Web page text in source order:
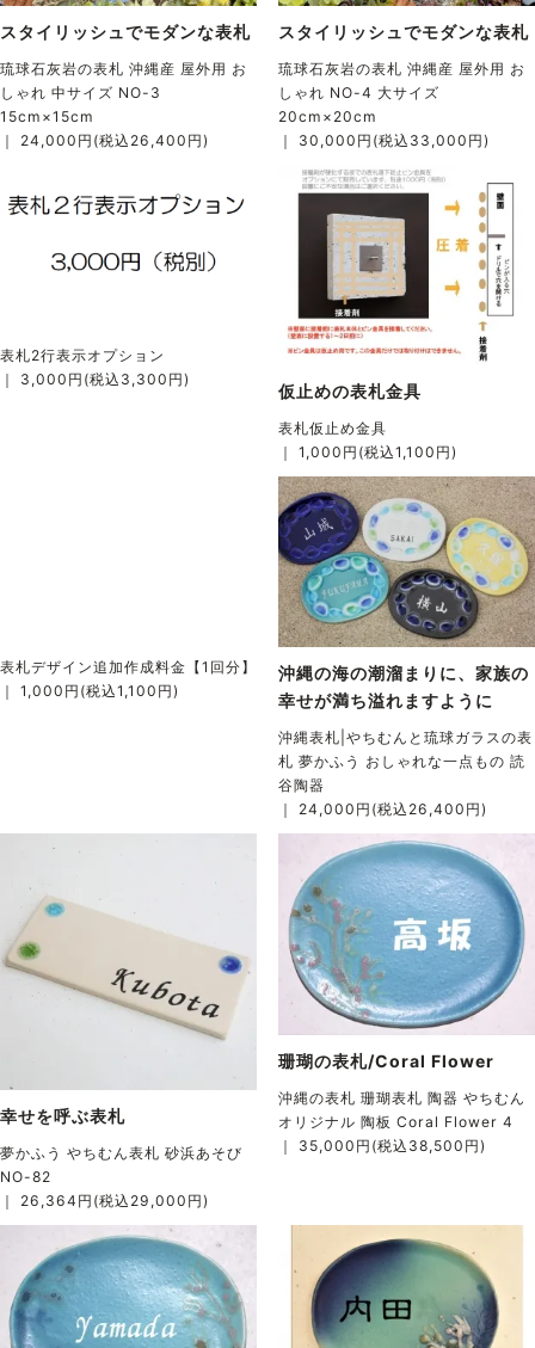
スタイリッシュでモダンな表札
琉球石灰岩の表札 沖縄産 屋外用 お
しゃれ 中サイズ NO-3
15cm×15cm
｜ 24,000円(税込26,400円)
スタイリッシュでモダンな表札
琉球石灰岩の表札 沖縄産 屋外用 お
しゃれ NO-4 大サイズ
20cm×20cm
｜ 30,000円(税込33,000円)
表札2行表示オプション
｜ 3,000円(税込3,300円)
仮止めの表札金具
表札仮止め金具
｜ 1,000円(税込1,100円)
表札デザイン追加作成料金【1回分】
｜ 1,000円(税込1,100円)
沖縄の海の潮溜まりに、家族の
幸せが満ち溢れますように
沖縄表札|やちむんと琉球ガラスの表
札 夢かふう おしゃれな一点もの 読
谷陶器
｜ 24,000円(税込26,400円)
幸せを呼ぶ表札
夢かふう やちむん表札 砂浜あそび
NO-82
｜ 26,364円(税込29,000円)
珊瑚の表札/Coral Flower
沖縄の表札 珊瑚表札 陶器 やちむん
オリジナル 陶板 Coral Flower 4
｜ 35,000円(税込38,500円)